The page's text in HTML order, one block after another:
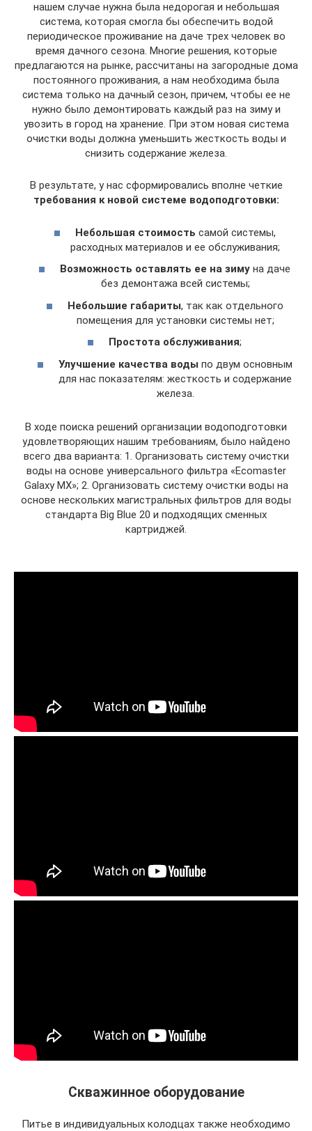
нашем случае нужна была недорогая и небольшая
система, которая смогла бы обеспечить водой
периодическое проживание на даче трех человек во
время дачного сезона. Многие решения, которые
предлагаются на рынке, рассчитаны на загородные дома
постоянного проживания, а нам необходима была
система только на дачный сезон, причем, чтобы ее не
нужно было демонтировать каждый раз на зиму и
увозить в город на хранение. При этом новая система
очистки воды должна уменьшить жесткость воды и
снизить содержание железа.
В результате, у нас сформировались вполне четкие
требования к новой системе водоподготовки:
Небольшая стоимость самой системы,
расходных материалов и ее обслуживания;
Возможность оставлять ее на зиму на даче
без демонтажа всей системы;
Небольшие габариты, так как отдельного
помещения для установки системы нет;
Простота обслуживания;
Улучшение качества воды по двум основным
для нас показателям: жесткость и содержание
железа.
В ходе поиска решений организации водоподготовки
удовлетворяющих нашим требованиям, было найдено
всего два варианта: 1. Организовать систему очистки
воды на основе универсального фильтра «Ecomaster
Galaxy MX»; 2. Организовать систему очистки воды на
основе нескольких магистральных фильтров для воды
стандарта Big Blue 20 и подходящих сменных
картриджей.
Скважинное оборудование
Питье в индивидуальных колодцах также необходимо